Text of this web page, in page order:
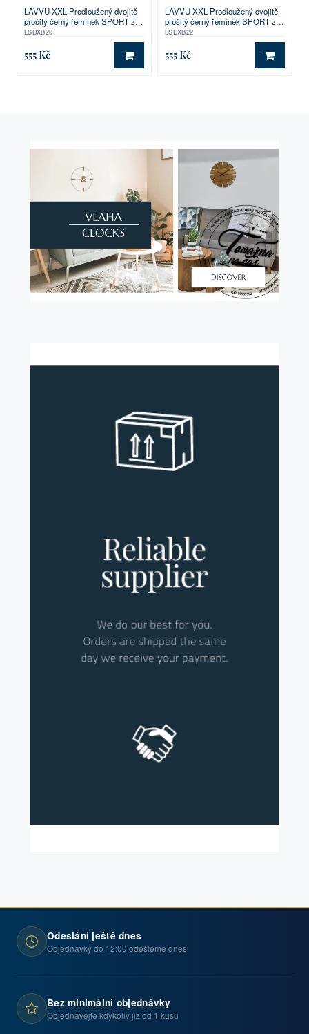
LAVVU XXL Prodloužený dvojitě
prošitý černý řemínek SPORT z
luxusní kůže Top Grain - 20 XXL
LSDXB20
555 Kč DO KOŠÍKU
LAVVU XXL Prodloužený dvojitě
prošitý černý řemínek SPORT z
luxusní kůže Top Grain - 22 XXL
LSDXB22
555 Kč DO
Odeslání ještě dnes
Objednávky do 12:00 odešleme dnes
Bez minimální objednávky
Objednávejte kdykoliv již od 1 kusu